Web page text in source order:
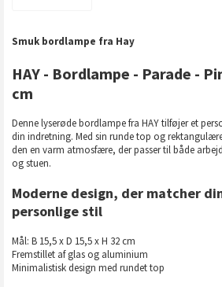
Smuk bordlampe fra Hay
HAY - Bordlampe - Parade -
cm
Denne lyserøde bordlampe fra HAY tilføjer et
din indretning. Med sin runde top og
den en varm atmosfære, der passer til både
og stuen.
Moderne design, der matcher
personlige stil
Mål: B 15,5 x D 15,5 x H 32 cm
Fremstillet af glas og aluminium
Minimalistisk design med rundet top